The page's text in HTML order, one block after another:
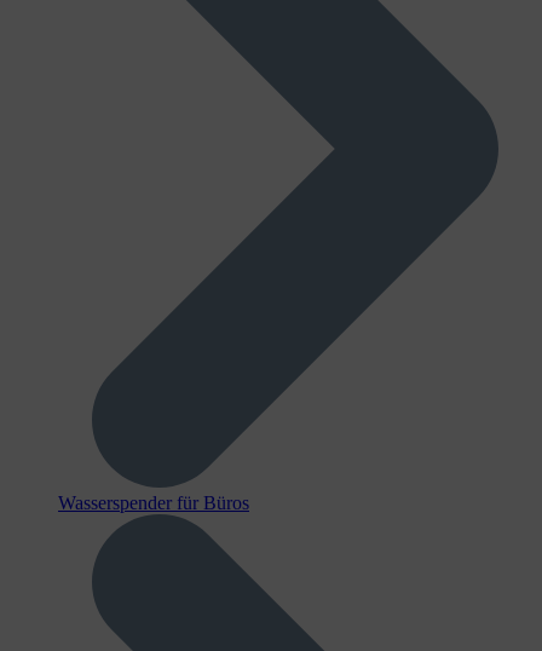
Wasserspender für Büros